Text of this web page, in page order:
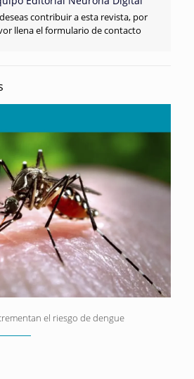
contribuir a esta revista, por
llena el formulario de contacto
el riesgo de dengue